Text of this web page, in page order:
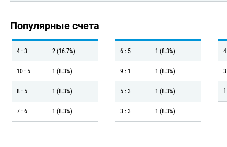
Популярные счета
4 : 3 2 (16.7%)
10 : 5 1 (8.3%)
8 : 5 1 (8.3%)
7 : 6 1 (8.3%)
6 : 5 1 (8.3%)
9 : 1 1 (8.3%)
5 : 3 1 (8.3%)
3 : 3 1 (8.3%)